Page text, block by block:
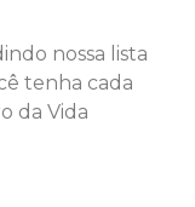
nossa lista
tenha cada
da Vida